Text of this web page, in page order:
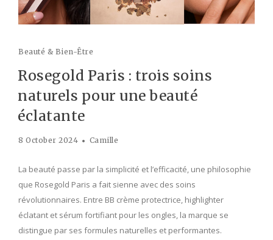
Beauté & Bien-Être
Rosegold Paris : trois soins
naturels pour une beauté
éclatante
8 October 2024 Camille
La beauté passe par la simplicité et l’efficacité, une philosophie
que Rosegold Paris a fait sienne avec des soins
révolutionnaires. Entre BB crème protectrice, highlighter
éclatant et sérum fortifiant pour les ongles, la marque se
distingue par ses formules naturelles et performantes.